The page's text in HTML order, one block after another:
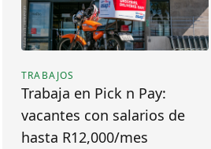
TRABAJOS
Trabaja en Pick n Pay:
vacantes con salarios de
hasta R12,000/mes